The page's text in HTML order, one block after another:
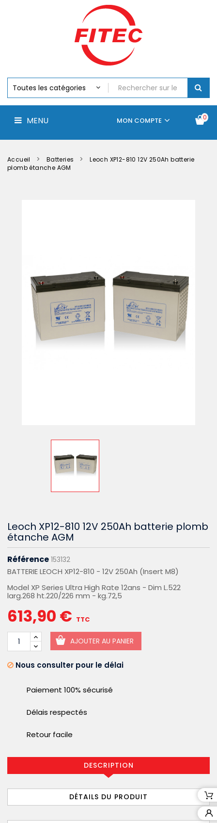
MENU 0
MON COMPTE
Chargeurs
Accus
Perceuse,
Visseuse
Batteries
Accueil Batteries
Leoch XP12-810 12V 250Ah batterie
plomb étanche AGM
Leoch XP12-810 12V 250Ah batterie plomb
étanche AGM
Référence 153132
BATTERIE LEOCH XP12-810 - 12V 250Ah (Insert M8)
Model XP Series Ultra High Rate 12ans - Dim L.522
larg.268 ht.220/226 mm - kg.72,5
613,90 € TTC
AJOUTER AU PANIER
Nous consulter pour le délai
Paiement 100% sécurisé
Délais respectés
Retour facile
DESCRIPTION
DÉTAILS DU PRODUIT